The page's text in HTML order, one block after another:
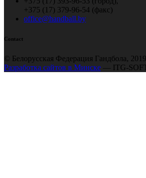
+375 (17) 379-96-54 (факс)
office@handball.by
Contact
© Белорусская Федерация Гандбола, 2019
Разработка сайтов в Минске — ITG-